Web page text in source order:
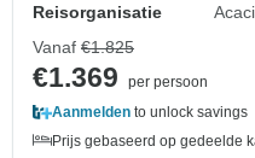
Reisorganisatie
Vanaf €1.825
€1.369
per persoon
Aanmelden to unlock savings
Prijs gebaseerd op gedeelde